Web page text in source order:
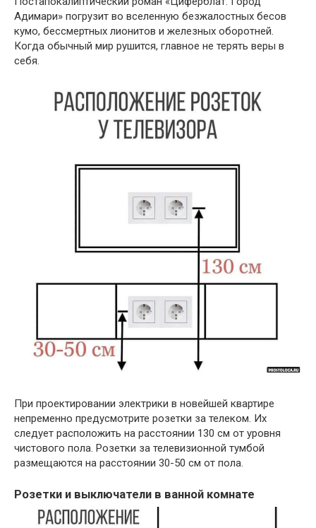
Адимари» погрузит во вселенную безжалостных бесов
кумо, бессмертных лионитов и железных оборотней.
Когда обычный мир рушится, главное не терять веры в
себя.
При проектировании электрики в новейшей квартире
непременно предусмотрите розетки за телеком. Их
следует расположить на расстоянии 130 см от уровня
чистового пола. Розетки за телевизионной тумбой
размещаются на расстоянии 30-50 см от пола.
Розетки и выключатели в ванной комнате